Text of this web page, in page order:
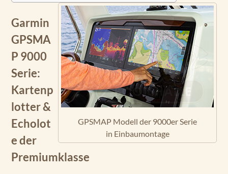
GPSMAP Modell der 9000er Serie
in Einbaumontage
Garmin
GPSMA
P 9000
Serie:
Kartenp
lotter &
Echolot
e der
Premiumklasse